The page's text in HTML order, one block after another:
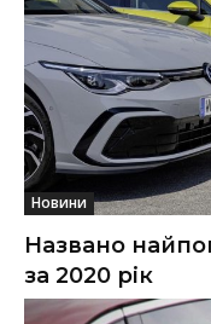
Новини
Названо
за 2020 рік